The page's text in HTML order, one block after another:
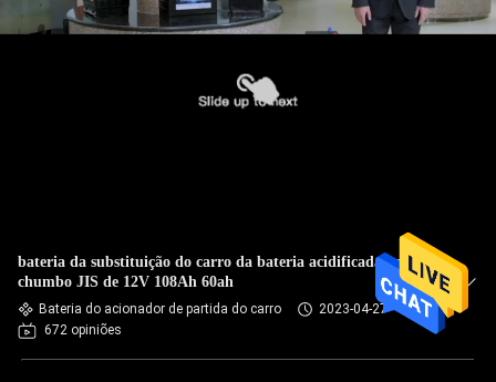
bateria da substituição do carro da bateria acidificada ao
chumbo JIS de 12V 108Ah 60ah
Bateria do acionador de partida do carro
2023-04-27
672 opiniões